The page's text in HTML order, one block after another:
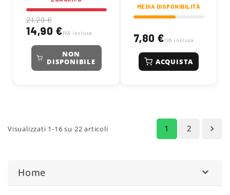
21,29 €
14,90 €IVA inclusa
NON
DISPONIBILE
MEDIA DISPONIBILITÀ
7,80 €IVA inclusa
ACQUISTA
Visualizzati 1-16 su 22 articoli 1 2 
Home 